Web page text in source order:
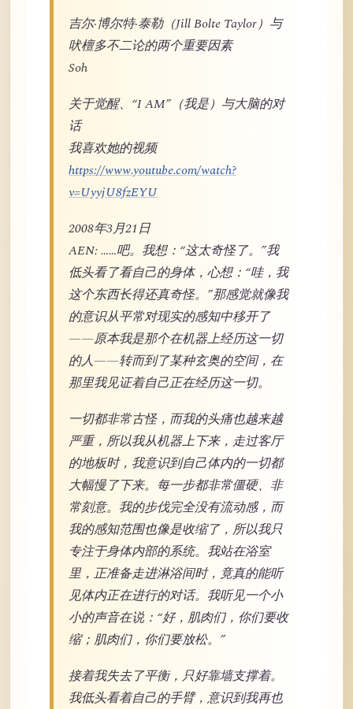
吉尔·博尔特·泰勒（Jill Bolte Taylor）与
吠檀多不二论的两个重要因素
Soh
关于觉醒、“I AM”（我是）与大脑的对
话
我喜欢她的视频
https://www.youtube.com/watch?
v=UyyjU8fzEYU
2008年3月21日
AEN: ……吧。我想：“这太奇怪了。”我
低头看了看自己的身体，心想：“哇，我
这个东西长得还真奇怪。”那感觉就像我
的意识从平常对现实的感知中移开了
——原本我是那个在机器上经历这一切
的人——转而到了某种玄奥的空间，在
那里我见证着自己正在经历这一切。
一切都非常古怪，而我的头痛也越来越
严重，所以我从机器上下来，走过客厅
的地板时，我意识到自己体内的一切都
大幅慢了下来。每一步都非常僵硬、非
常刻意。我的步伐完全没有流动感，而
我的感知范围也像是收缩了，所以我只
专注于身体内部的系统。我站在浴室
里，正准备走进淋浴间时，竟真的能听
见体内正在进行的对话。我听见一个小
小的声音在说：“好，肌肉们，你们要收
缩；肌肉们，你们要放松。”
接着我失去了平衡，只好靠墙支撑着。
我低头看着自己的手臂，意识到我再也